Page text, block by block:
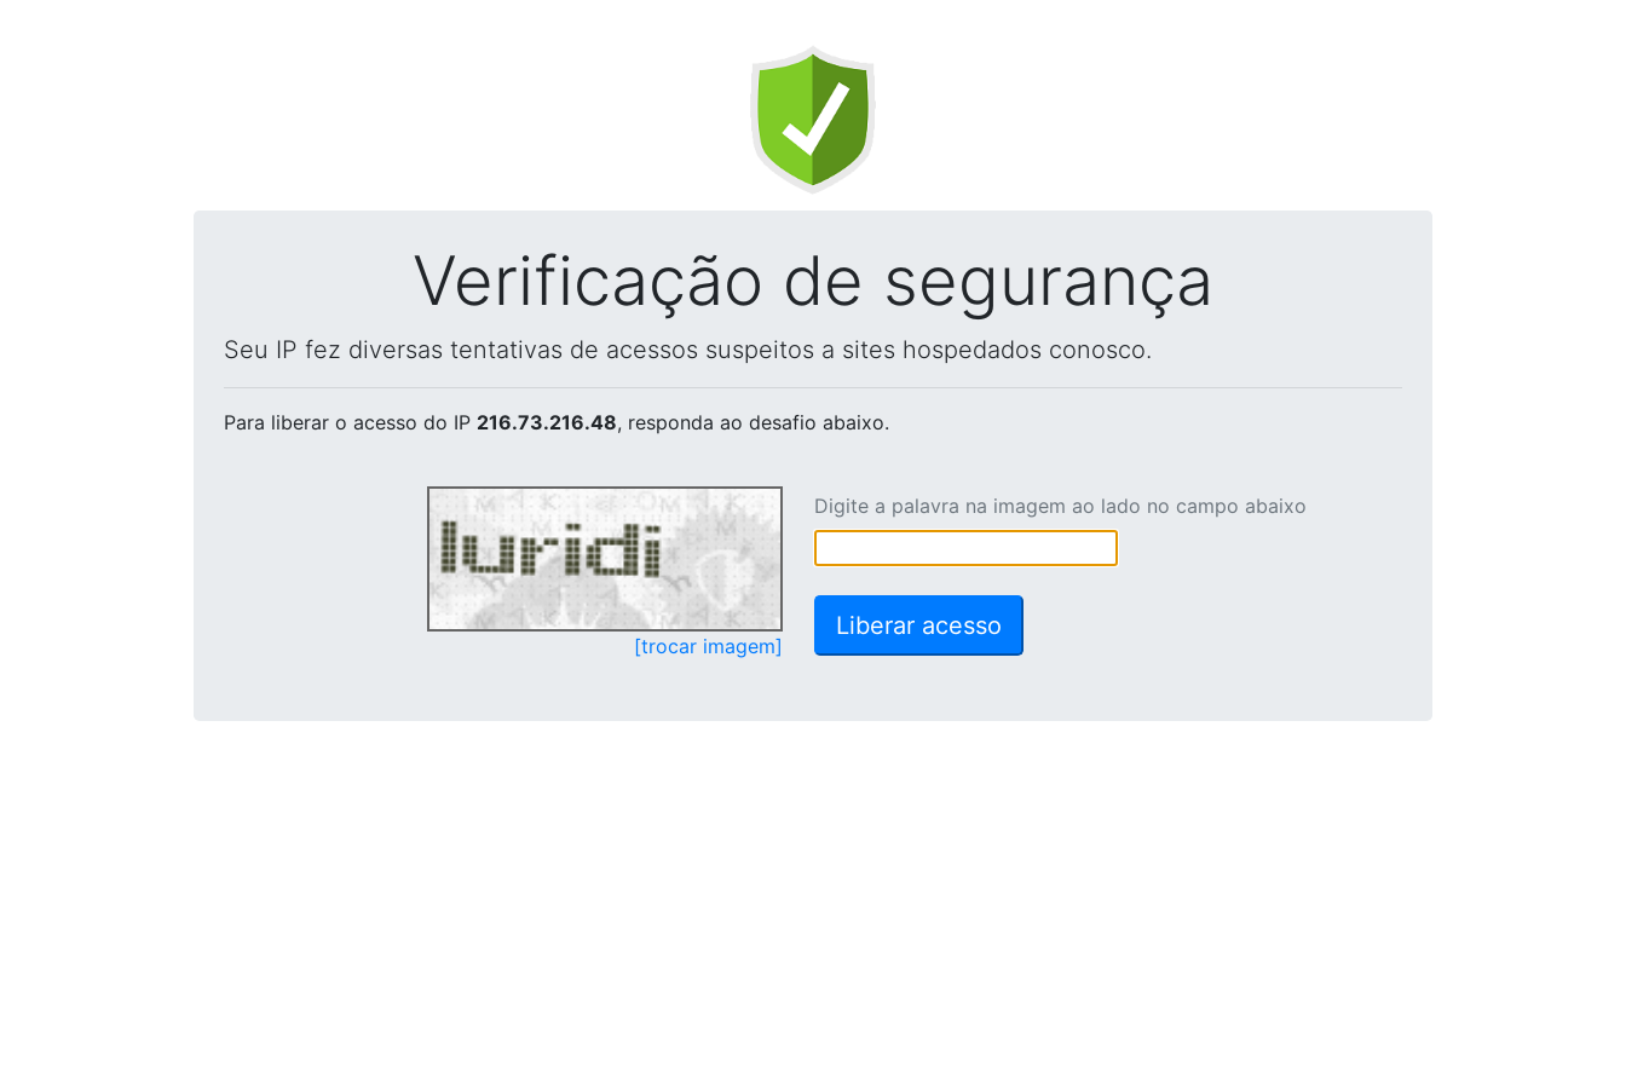
Verificação de segurança
Seu IP fez diversas tentativas de acessos suspeitos a sites hospedados conosco.
Para liberar o acesso do IP 216.73.216.48, responda ao desafio abaixo.
[trocar imagem]
Digite a palavra na imagem ao lado no campo abaixo